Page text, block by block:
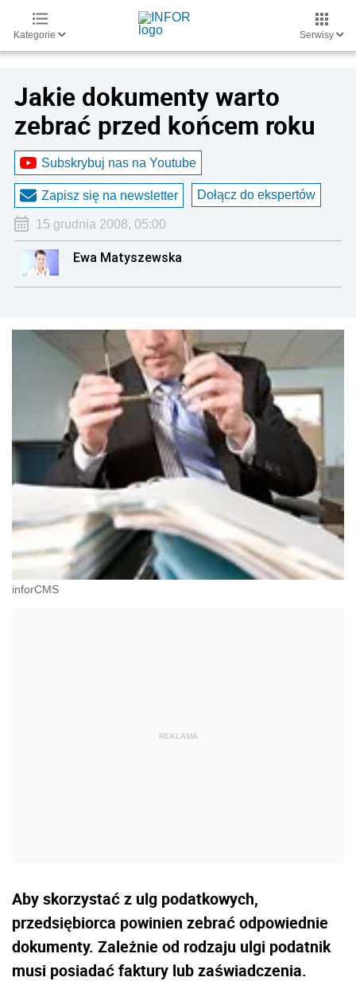
Kategorie Serwisy
Jakie dokumenty warto
zebrać przed końcem roku
Subskrybuj nas na Youtube
Zapisz się na newsletter Dołącz do ekspertów
15 grudnia 2008, 05:00
Ewa Matyszewska
inforCMS
Aby skorzystać z ulg podatkowych,
przedsiębiorca powinien zebrać odpowiednie
dokumenty. Zależnie od rodzaju ulgi podatnik
musi posiadać faktury lub zaświadczenia.